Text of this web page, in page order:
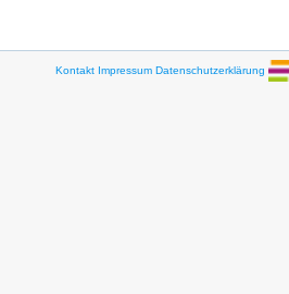
Kontakt Impressum Datenschutzerklärung